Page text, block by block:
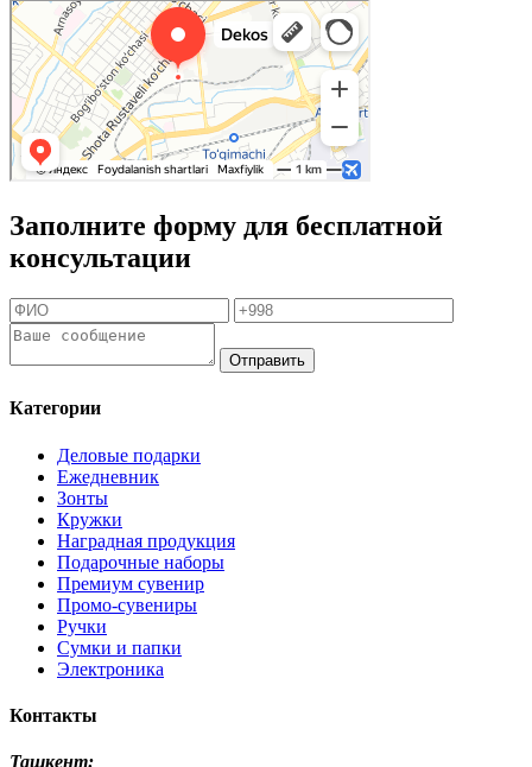
Заполните форму для бесплатной
консультации
Отправить
Категории
Деловые подарки
Ежедневник
Зонты
Кружки
Наградная продукция
Подарочные наборы
Премиум сувенир
Промо-сувениры
Ручки
Сумки и папки
Электроника
Контакты
Ташкент: